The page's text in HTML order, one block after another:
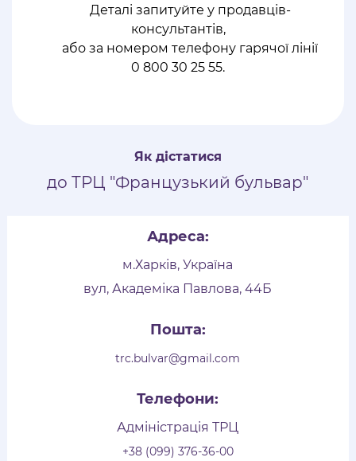
Деталі запитуйте у продавців-
консультантів,
або за номером телефону гарячої лінії
0 800 30 25 55.
Як дістатися
до ТРЦ "Французький бульвар"
Адреса:
м.Харків, Україна
вул, Академіка Павлова, 44Б
Пошта:
trc.bulvar@gmail.com
Телефони:
Адміністрація ТРЦ
+38 (099) 376-36-00